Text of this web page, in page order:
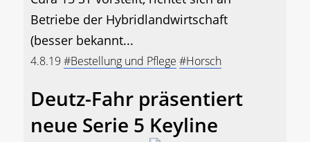
Betriebe der Hybridlandwirtschaft
(besser bekannt...
4.8.19 #Bestellung und Pflege #Horsch
Deutz-Fahr präsentiert
neue Serie 5 Keyline